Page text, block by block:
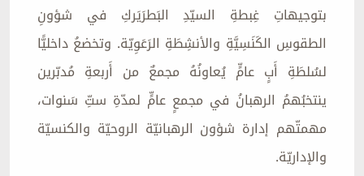
بتوجيهاتِ غِبطةِ السيّدِ البَطرَيَركِ في شؤونِ
الطقوسِ الكَنَسِيَّةِ والأنشِطَةِ الرَعَوِيّة. وتخضعُ داخليًّا
لسُلطَةِ أَبٍ عامٍّ يُعاونُهُ مجمعٌ من أَربعةِ مُدبّرين
ينتخبُهمُ الرهبانُ في مجمعٍ عامٍّ لمدّةِ ستِّ سَنوات،
مهمتّهم إدارة شؤون الرهبانيّة الروحيّة والكنسيّة
والإداريّة.